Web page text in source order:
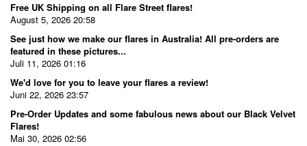
Free UK Shipping on all Flare Street flares!
August 5, 2026 20:58
See just how we make our flares in Australia! All pre-orders are
featured in these pictures...
Juli 11, 2026 01:16
We'd love for you to leave your flares a review!
Juni 22, 2026 23:57
Pre-Order Updates and some fabulous news about our Black Velvet
Flares!
Mai 30, 2026 02:56